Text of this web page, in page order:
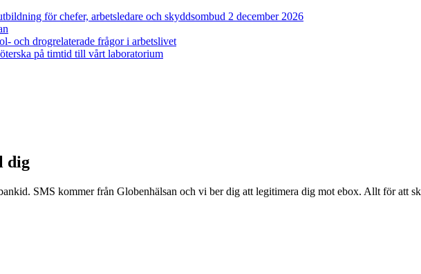
för chefer, arbetsledare och skyddsombud 2 december 2026
och drogrelaterade frågor i arbetslivet
på timtid till vårt laboratorium
dig
SMS kommer från Globenhälsan och vi ber dig att legitimera dig mot ebox. Allt för att